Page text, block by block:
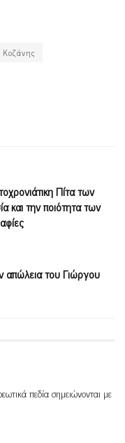
Πίτα των
την ποιότητα των
απώλεια του Γιώργου
πεδία σημειώνονται με